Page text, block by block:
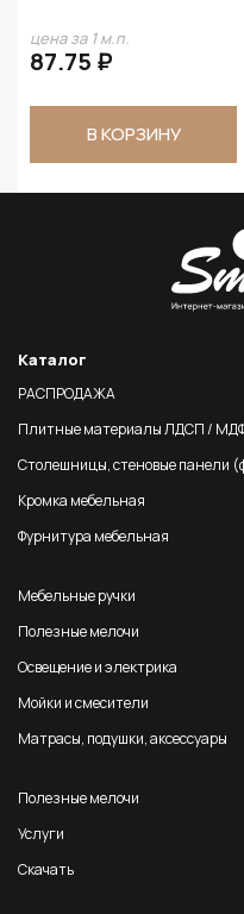
цена за 1 м.п.
87.75 ₽
В КОРЗИНУ
Каталог
РАСПРОДАЖА
Плитные материалы ЛДСП /
Столешницы, стеновые панели
Кромка мебельная
Фурнитура мебельная
Мебельные ручки
Полезные мелочи
Освещение и электрика
Мойки и смесители
Матрасы, подушки, аксессуары
Полезные мелочи
Услуги
Скачать